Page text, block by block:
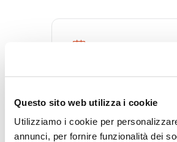
Questo sito web utilizza i cookie
Utilizziamo i cookie per
annunci, per fornire funzionalità dei
ORA